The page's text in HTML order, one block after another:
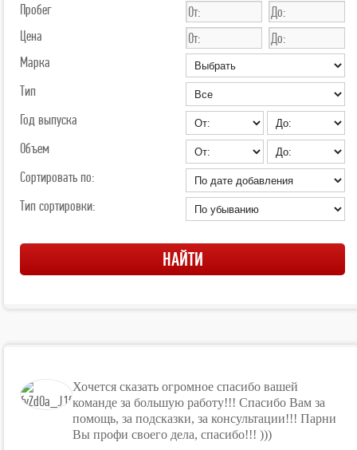
Пробег
Цена
Марка
Тип
Год выпуска
Объем
Сортировать по:
Тип сортировки:
Хочется сказать огромное спасибо вашей
команде за большую работу!!! Спасибо Вам за
помощь, за подсказки, за консультации!!! Парни
Вы профи своего дела, спасибо!!! )))